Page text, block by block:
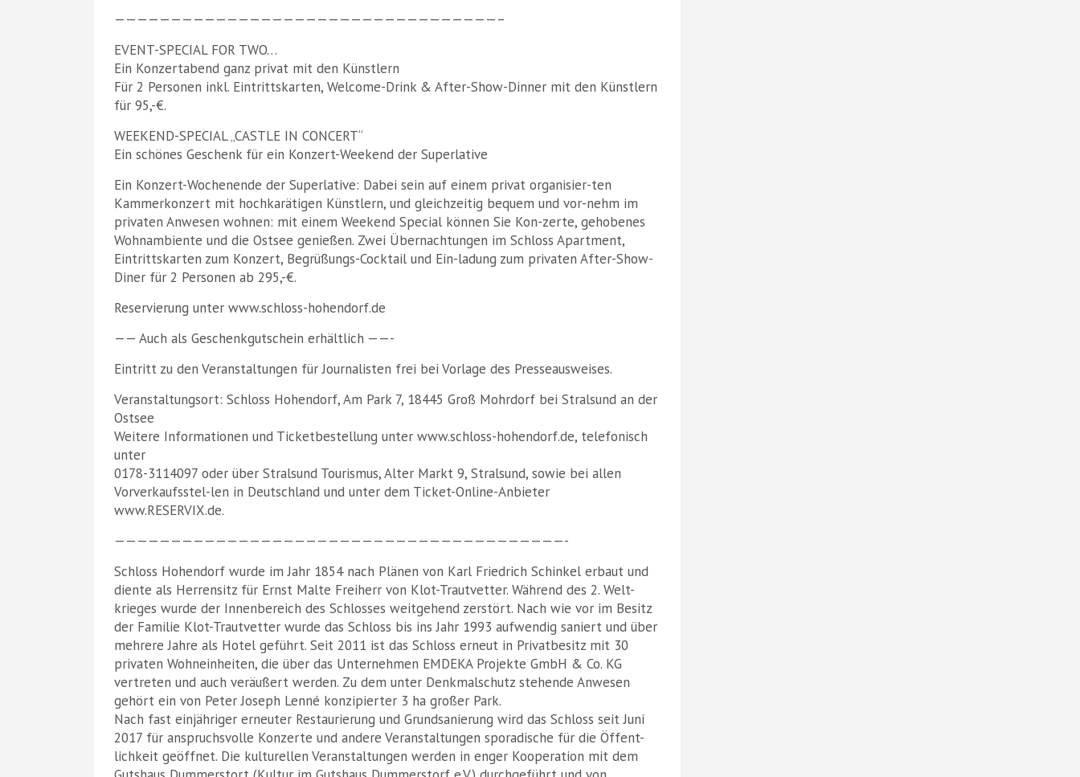
——————————————————————————————————–
EVENT-SPECIAL FOR TWO…
Ein Konzertabend ganz privat mit den Künstlern
Für 2 Personen inkl. Eintrittskarten, Welcome-Drink & After-Show-Dinner mit den Künstlern
für 95,-€.
WEEKEND-SPECIAL „CASTLE IN CONCERT“
Ein schönes Geschenk für ein Konzert-Weekend der Superlative
Ein Konzert-Wochenende der Superlative: Dabei sein auf einem privat organisier-ten
Kammerkonzert mit hochkarätigen Künstlern, und gleichzeitig bequem und vor-nehm im
privaten Anwesen wohnen: mit einem Weekend Special können Sie Kon-zerte, gehobenes
Wohnambiente und die Ostsee genießen. Zwei Übernachtungen im Schloss Apartment,
Eintrittskarten zum Konzert, Begrüßungs-Cocktail und Ein-ladung zum privaten After-Show-
Diner für 2 Personen ab 295,-€.
Reservierung unter www.schloss-hohendorf.de
—— Auch als Geschenkgutschein erhältlich ——-
Eintritt zu den Veranstaltungen für Journalisten frei bei Vorlage des Presseausweises.
Veranstaltungsort: Schloss Hohendorf, Am Park 7, 18445 Groß Mohrdorf bei Stralsund an der
Ostsee
Weitere Informationen und Ticketbestellung unter www.schloss-hohendorf.de, telefonisch
unter
0178-3114097 oder über Stralsund Tourismus, Alter Markt 9, Stralsund, sowie bei allen
Vorverkaufsstel-len in Deutschland und unter dem Ticket-Online-Anbieter
www.RESERVIX.de.
————————————————————————————————————————-
Schloss Hohendorf wurde im Jahr 1854 nach Plänen von Karl Friedrich Schinkel erbaut und
diente als Herrensitz für Ernst Malte Freiherr von Klot-Trautvetter. Während des 2. Welt-
krieges wurde der Innenbereich des Schlosses weitgehend zerstört. Nach wie vor im Besitz
der Familie Klot-Trautvetter wurde das Schloss bis ins Jahr 1993 aufwendig saniert und über
mehrere Jahre als Hotel geführt. Seit 2011 ist das Schloss erneut in Privatbesitz mit 30
privaten Wohneinheiten, die über das Unternehmen EMDEKA Projekte GmbH & Co. KG
vertreten und auch veräußert werden. Zu dem unter Denkmalschutz stehende Anwesen
gehört ein von Peter Joseph Lenné konzipierter 3 ha großer Park.
Nach fast einjähriger erneuter Restaurierung und Grundsanierung wird das Schloss seit Juni
2017 für anspruchsvolle Konzerte und andere Veranstaltungen sporadische für die Öffent-
lichkeit geöffnet. Die kulturellen Veranstaltungen werden in enger Kooperation mit dem